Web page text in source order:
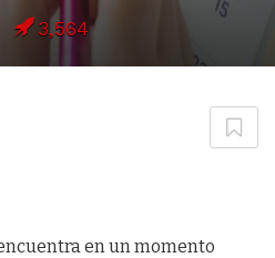
3,564
en un momento